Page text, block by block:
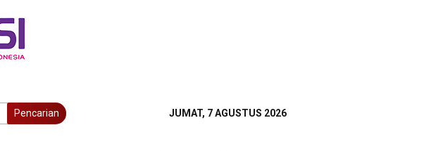
Pencarian JUMAT, 7 AGUSTUS 2026